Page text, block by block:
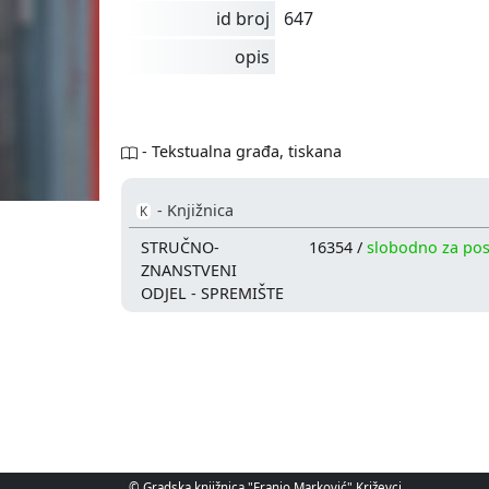
id broj
647
opis
- Tekstualna građa, tiskana
K - Knjižnica
STRUČNO-
ZNANSTVENI
ODJEL - SPREMIŠTE
16354 / slobodno za